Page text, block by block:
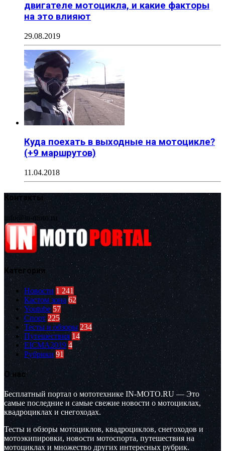
двигателе мотоцикла, и какие факторы
на это влияют
29.08.2019
Куда поехать в выходные на мотоцикле?
(+9 маршрутов)
11.04.2018
Контакты
info@in-moto.ru
Категории
Новости 1 241
Кастом зона 62
Youtube 57
Спорт 225
Тесты и обзоры 234
Путешествия 14
EICMA2019 4
Рубрики 91
О нас
Бесплатный портал о мототехнике IN-MOTO.RU — Это
самые последние и самые свежие новости о мотоциклах,
квадроциклах и снегоходах.
Тесты и обзоры мотоциклов, квадроциклов, снегоходов и
мотоэкипировки, новости мотоспорта, путешествия на
мотоциклах и множество других интересных рубрик.